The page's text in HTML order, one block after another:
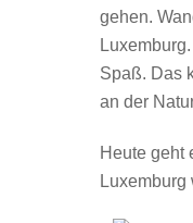
gehen.
Spaß. Das
an der
Heute geht